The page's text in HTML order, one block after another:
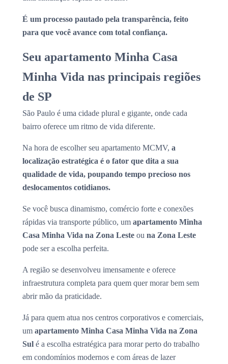
É um processo pautado pela transparência, feito
para que você avance com total confiança.
Seu apartamento Minha Casa
Minha Vida nas principais regiões
de SP
São Paulo é uma cidade plural e gigante, onde cada
bairro oferece um ritmo de vida diferente.
Na hora de escolher seu apartamento MCMV, a
localização estratégica é o fator que dita a sua
qualidade de vida, poupando tempo precioso nos
deslocamentos cotidianos.
Se você busca dinamismo, comércio forte e conexões
rápidas via transporte público, um apartamento Minha
Casa Minha Vida na Zona Leste ou na Zona Leste
pode ser a escolha perfeita.
A região se desenvolveu imensamente e oferece
infraestrutura completa para quem quer morar bem sem
abrir mão da praticidade.
Já para quem atua nos centros corporativos e comerciais,
um apartamento Minha Casa Minha Vida na Zona
Sul é a escolha estratégica para morar perto do trabalho
em condomínios modernos e com áreas de lazer